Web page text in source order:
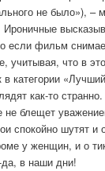
не было»), –
если фильм
учитывая, что в
в категории
как-то
не блещет
спокойно шутят и
у женщин, и о
да, в наши дни!